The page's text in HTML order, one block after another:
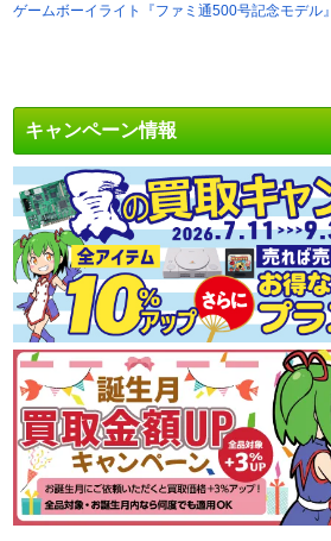
ゲームボーイライト『ファミ通500号記念モデル』
キャンペーン情報